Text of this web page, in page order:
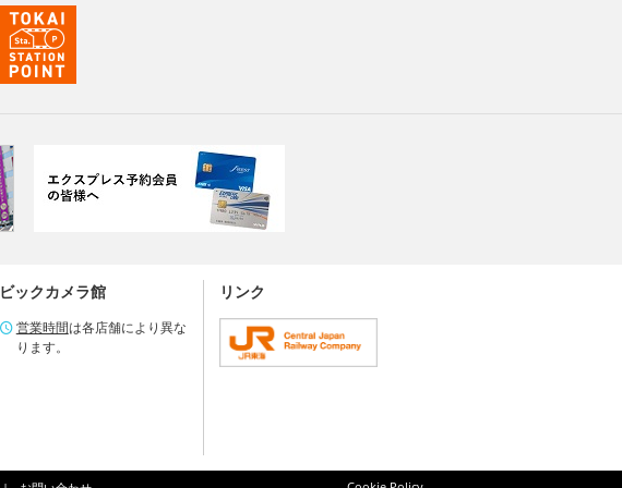
ビックカメラ館
営業時間は各店舗により異な
ります。
リンク